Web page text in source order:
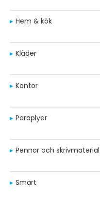
Hem & kök
Kläder
Kontor
Paraplyer
Pennor och skrivmaterial
Smart